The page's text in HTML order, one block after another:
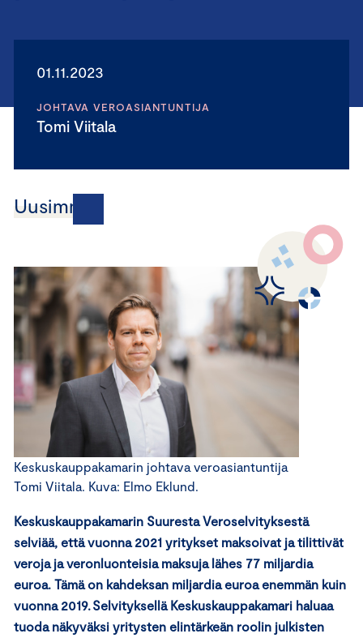
01.11.2023
JOHTAVA VEROASIANTUNTIJA
Tomi Viitala
Uusimmat
Keskuskauppakamarin johtava veroasiantuntija
Tomi Viitala. Kuva: Elmo Eklund.
Keskuskauppakamarin Suuresta Veroselvityksestä
selviää, että vuonna 2021 yritykset maksoivat ja tilittivät
veroja ja veronluonteisia maksuja lähes 77 miljardia
euroa. Tämä on kahdeksan miljardia euroa enemmän kuin
vuonna 2019. Selvityksellä Keskuskauppakamari haluaa
tuoda näkyväksi yritysten elintärkeän roolin julkisten